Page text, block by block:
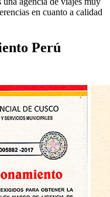
en cuanto a calidad
Perú